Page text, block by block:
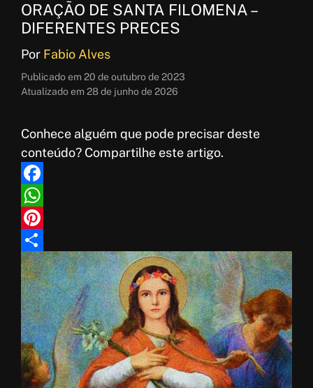
ORAÇÃO DE SANTA FILOMENA –
DIFERENTES PRECES
Por Fabio Alves
Publicado em 20 de outubro de 2023
Atualizado em 28 de junho de 2026
Conhece alguém que pode precisar deste
conteúdo? Compartilhe este artigo.
F
a
c
e
b
o
o
k
W
h
a
t
s
A
p
p
P
i
n
t
e
r
e
S
h
a
r
e